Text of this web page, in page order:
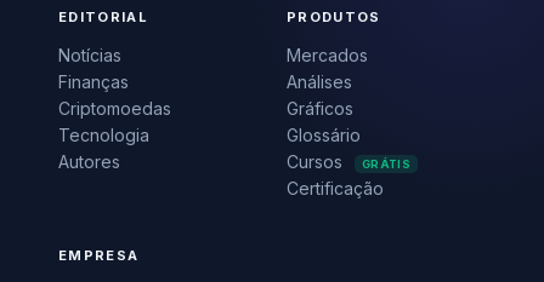
EDITORIAL
Notícias
Finanças
Criptomoedas
Tecnologia
Autores
PRODUTOS
Mercados
Análises
Gráficos
Glossário
Cursos
GRÁTIS
Certificação
EMPRESA